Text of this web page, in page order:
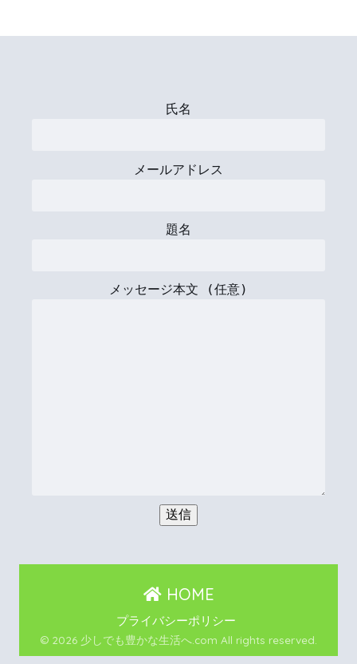
氏名
メールアドレス
題名
メッセージ本文 (任意)
HOME
プライバシーポリシー
© 2026 少しでも豊かな生活へ.com All rights reserved.